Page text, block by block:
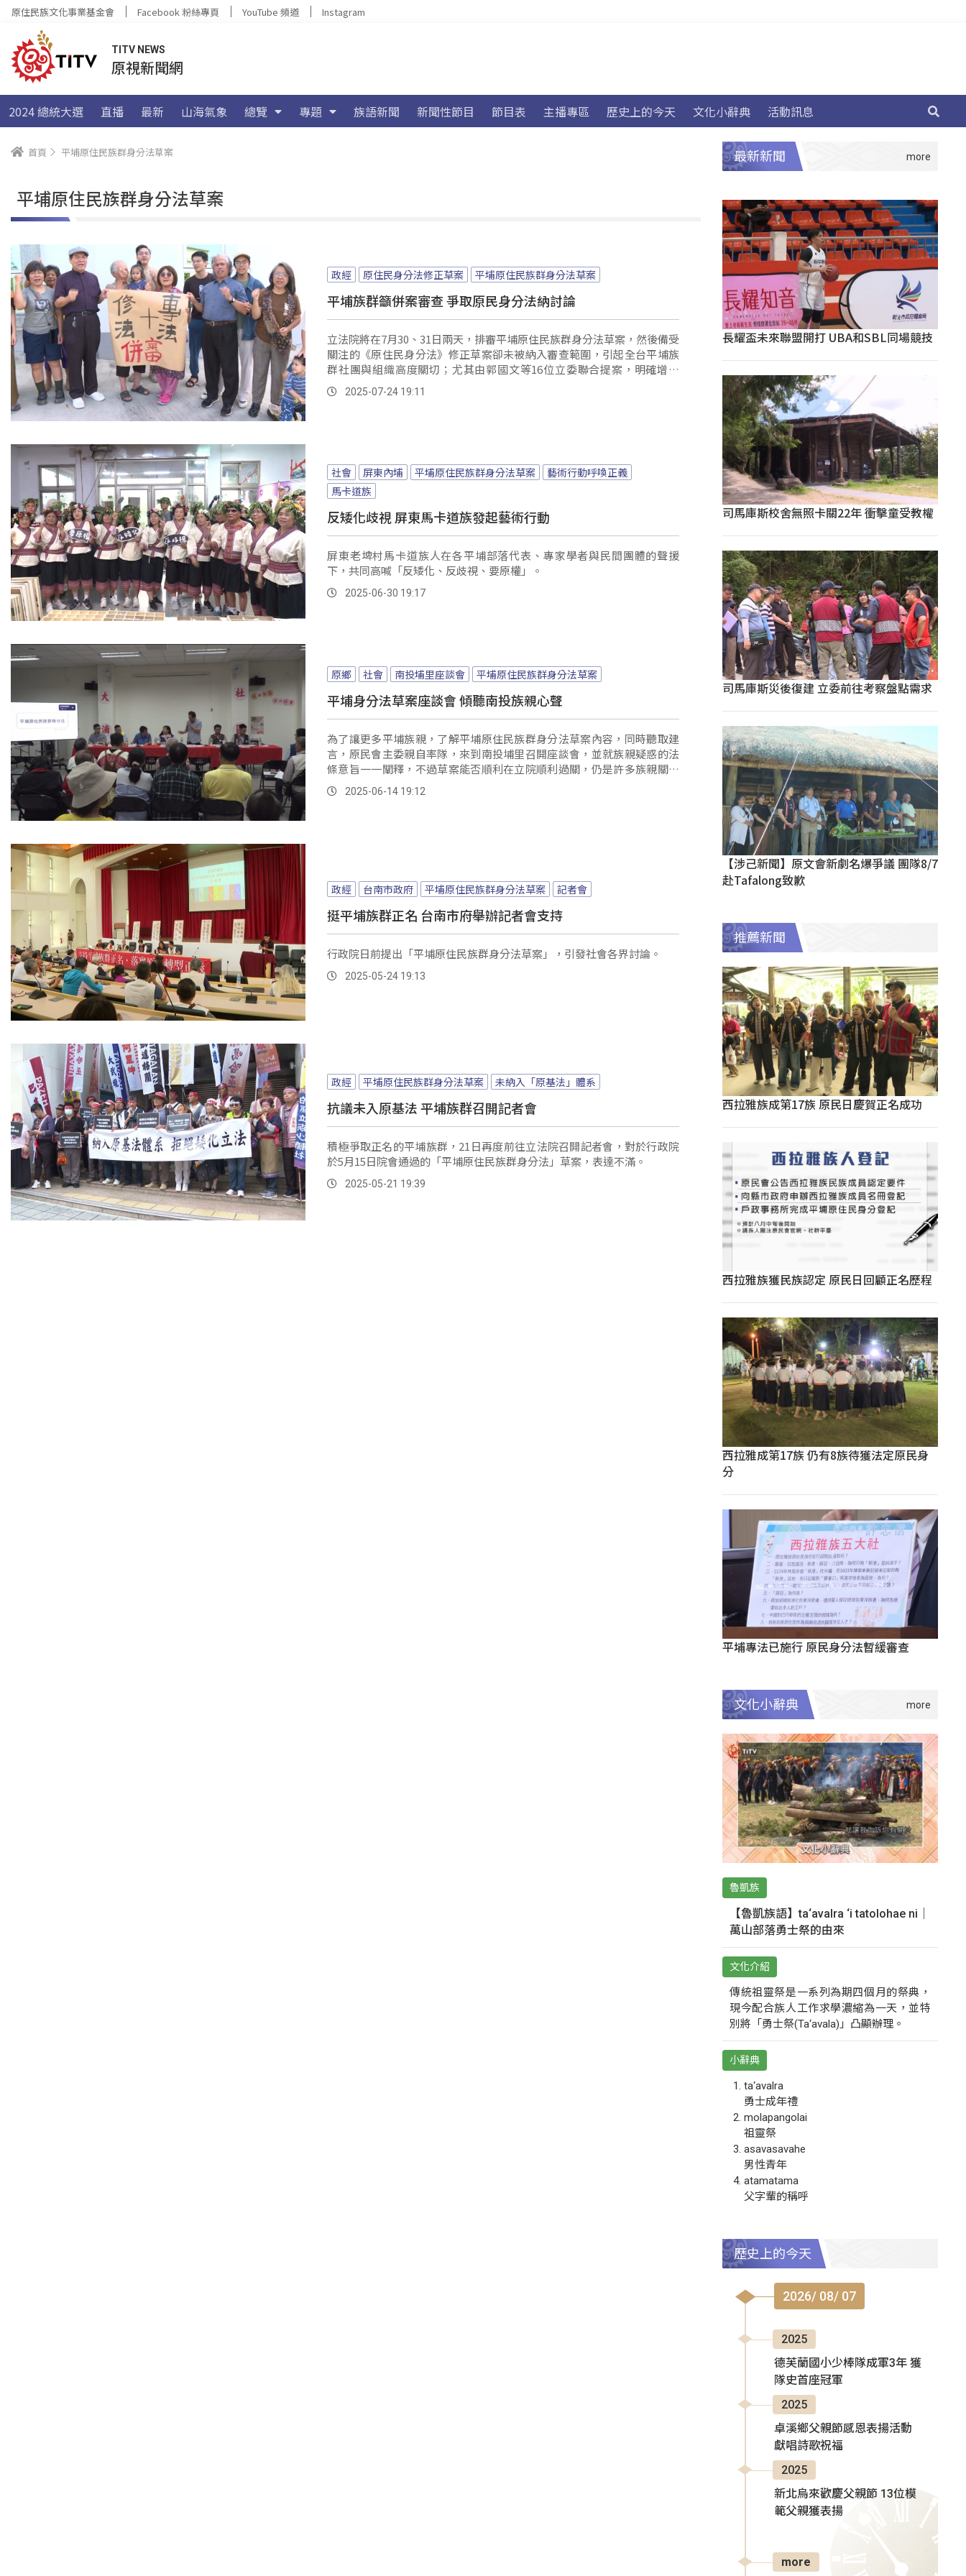
原住民族文化事業基金會 Facebook 粉絲專頁 YouTube 頻道 Instagram
TITV NEWS
原視新聞網
2024 總統大選 直播 最新 山海氣象 總覽 專題 族語新聞 新聞性節目 節目表 主播專區 歷史上的今天 文化小辭典 活動訊息
首頁 平埔原住民族群身分法草案
平埔原住民族群身分法草案
政經 原住民身分法修正草案 平埔原住民族群身分法草案
平埔族群籲併案審查 爭取原民身分法納討論
立法院將在7月30、31日兩天，排審平埔原住民族群身分法草案，然後備受
關注的《原住民身分法》修正草案卻未被納入審查範圍，引起全台平埔族
群社團與組織高度關切；尤其由郭國文等16位立委聯合提案，明確增列
「平埔原住民」為法定第三類別，回歸原基法保障、更符合族人需求，對
此族人向內政委員會委員呼籲，原住民身分法修正草案應該與專法草案併
2025-07-24 19:11
社會 屏東內埔 平埔原住民族群身分法草案
藝術行動呼喚正義
馬卡道族
反矮化歧視 屏東馬卡道族發起藝術行動
屏東老埤村馬卡道族人在各平埔部落代表、專家學者與民間團體的聲援
下，共同高喊「反矮化、反歧視、要原權」。
2025-06-30 19:17
原鄉 社會 南投埔里座談會 平埔原住民族群身分法草案
平埔身分法草案座談會 傾聽南投族親心聲
為了讓更多平埔族親，了解平埔原住民族群身分法草案內容，同時聽取建
言，原民會主委親自率隊，來到南投埔里召開座談會，並就族親疑惑的法
條意旨一一闡釋，不過草案能否順利在立院順利過關，仍是許多族親關切
的重點。
2025-06-14 19:12
政經 台南市政府 平埔原住民族群身分法草案 記者會
挺平埔族群正名 台南市府舉辦記者會支持
行政院日前提出「平埔原住民族群身分法草案」，引發社會各界討論。
2025-05-24 19:13
政經 平埔原住民族群身分法草案 未納入「原基法」體系
抗議未入原基法 平埔族群召開記者會
積極爭取正名的平埔族群，21日再度前往立法院召開記者會，對於行政院
於5月15日院會通過的「平埔原住民族群身分法」草案，表達不滿。
2025-05-21 19:39
最新新聞
長耀盃未來聯盟開打 UBA和SBL同場競技
司馬庫斯校舍無照卡關22年 衝擊童受教權
司馬庫斯災後復建 立委前往考察盤點需求
【涉己新聞】原文會新劇名爆爭議 團隊8/7
赴Tafalong致歉
推薦新聞
西拉雅族成第17族 原民日慶賀正名成功
西拉雅族獲民族認定 原民日回顧正名歷程
西拉雅成第17族 仍有8族待獲法定原民身
分
平埔專法已施行 原民身分法暫緩審查
文化小辭典
魯凱族
【魯凱族語】ta‘avalra ‘i tatolohae ni｜
萬山部落勇士祭的由來
文化介紹
傳統祖靈祭是一系列為期四個月的祭典，
現今配合族人工作求學濃縮為一天，並特
別將「勇士祭(Ta‘avala)」凸顯辦理。
小辭典
ta‘avalra
勇士成年禮
molapangolai
祖靈祭
asavasavahe
男性青年
atamatama
父字輩的稱呼
歷史上的今天
2026/ 08/ 07
2025
德芙蘭國小少棒隊成軍3年 獲
隊史首座冠軍
2025
卓溪鄉父親節感恩表揚活動
獻唱詩歌祝福
2025
新北烏來歡慶父親節 13位模
範父親獲表揚
more